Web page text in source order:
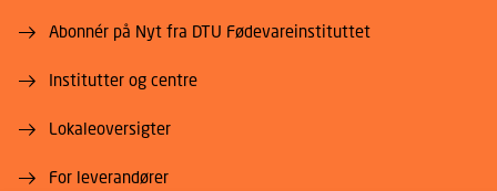
Abonnér på Nyt fra DTU Fødevareinstituttet
Institutter og centre
Lokaleoversigter
For leverandører